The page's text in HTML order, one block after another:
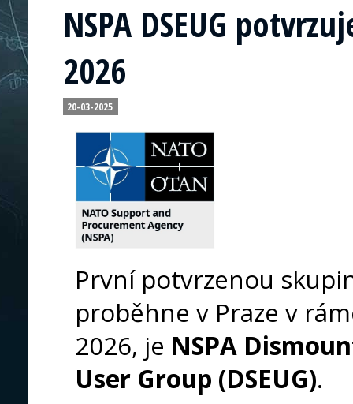
NSPA DSEUG
2026
20-03-2025
První potvrzenou
proběhne v Praze v
2026, je NSPA
User Group (DSEUG).